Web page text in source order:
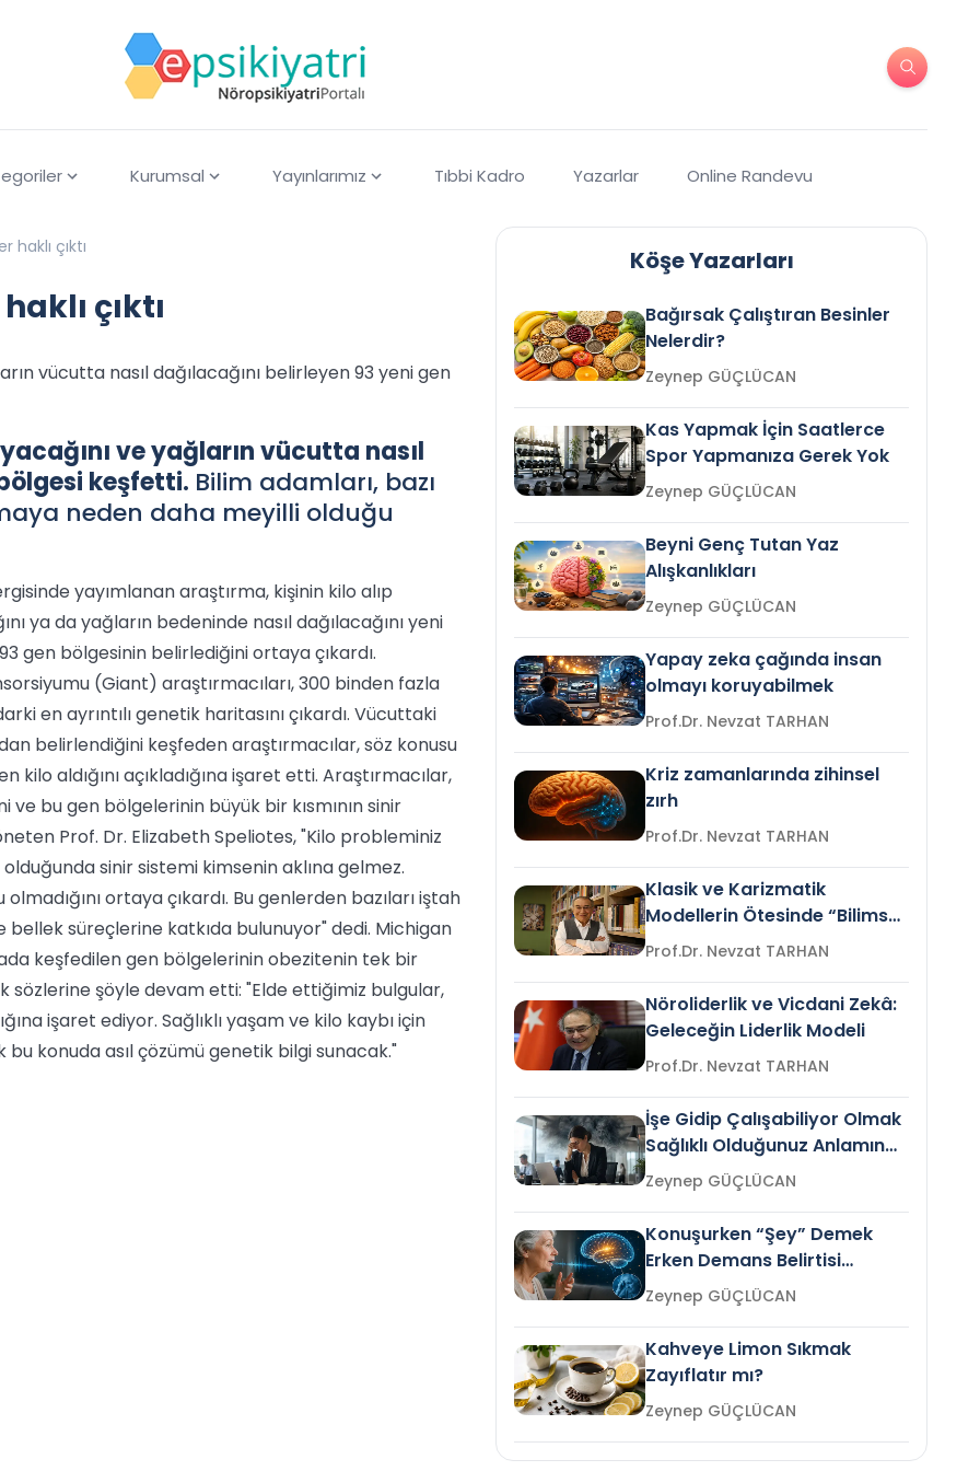
Kurumsal Yayınlarımız Tıbbi Kadro Yazarlar Online Randevu
haklı çıktı
çıktı
vücutta nasıl dağılacağını belirleyen 93 yeni gen
ve yağların vücutta nasıl
keşfetti. Bilim adamları, bazı
neden daha meyilli olduğu
yayımlanan araştırma, kişinin kilo alıp
ya da yağların bedeninde nasıl dağılacağını yeni
gen bölgesinin belirlediğini ortaya çıkardı.
(Giant) araştırmacıları, 300 binden fazla
en ayrıntılı genetik haritasını çıkardı. Vücuttaki
belirlendiğini keşfeden araştırmacılar, söz konusu
aldığını açıkladığına işaret etti. Araştırmacılar,
bu gen bölgelerinin büyük bir kısmının sinir
Prof. Dr. Elizabeth Speliotes, "Kilo probleminiz
sinir sistemi kimsenin aklına gelmez.
ortaya çıkardı. Bu genlerden bazıları iştah
süreçlerine katkıda bulunuyor" dedi. Michigan
keşfedilen gen bölgelerinin obezitenin tek bir
sözlerine şöyle devam etti: "Elde ettiğimiz bulgular,
işaret ediyor. Sağlıklı yaşam ve kilo kaybı için
konuda asıl çözümü genetik bilgi sunacak."
Köşe Yazarları
Bağırsak Çalıştıran Besinler
Nelerdir?
Zeynep GÜÇLÜCAN
Kas Yapmak İçin Saatlerce
Spor Yapmanıza Gerek Yok
Zeynep GÜÇLÜCAN
Beyni Genç Tutan Yaz
Alışkanlıkları
Zeynep GÜÇLÜCAN
Yapay zeka çağında insan
olmayı koruyabilmek
Prof.Dr. Nevzat TARHAN
Kriz zamanlarında zihinsel
zırh
Prof.Dr. Nevzat TARHAN
Klasik ve Karizmatik
Modellerin Ötesinde “Bilimsel
Liderlik”
Prof.Dr. Nevzat TARHAN
Nöroliderlik ve Vicdani Zekâ:
Geleceğin Liderlik Modeli
Prof.Dr. Nevzat TARHAN
İşe Gidip Çalışabiliyor Olmak
Sağlıklı Olduğunuz Anlamına
Gelir mi?Zeynep GÜÇLÜCAN
Konuşurken “Şey” Demek
Erken Demans Belirtisi
Olabilir mi?Zeynep GÜÇLÜCAN
Kahveye Limon Sıkmak
Zayıflatır mı?
Zeynep GÜÇLÜCAN